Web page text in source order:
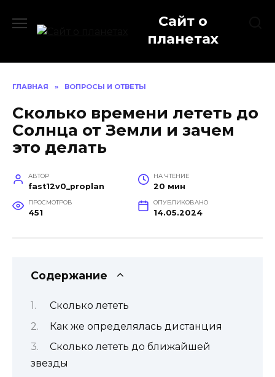
содержанию
Сайт о
планетах
ГЛАВНАЯ » ВОПРОСЫ И ОТВЕТЫ
Сколько времени лететь до
Солнца от Земли и зачем
это делать
АВТОР
fast12v0_proplan
НА ЧТЕНИЕ
20 мин
ПРОСМОТРОВ
451
ОПУБЛИКОВАНО
14.05.2024
Содержание
Сколько лететь
Как же определялась дистанция
Сколько лететь до ближайшей
звезды